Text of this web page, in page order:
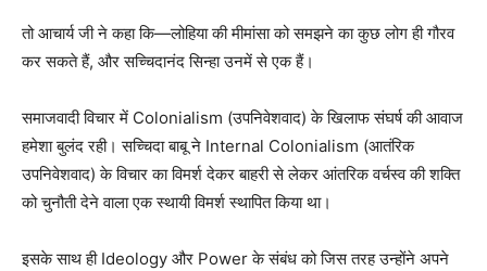
तो आचार्य जी ने कहा कि—लोहिया की मीमांसा को समझने का कुछ लोग ही गौरव
कर सकते हैं, और सच्चिदानंद सिन्हा उनमें से एक हैं।
समाजवादी विचार में Colonialism (उपनिवेशवाद) के खिलाफ संघर्ष की आवाज
हमेशा बुलंद रही। सच्चिदा बाबू ने Internal Colonialism (आतंरिक
उपनिवेशवाद) के विचार का विमर्श देकर बाहरी से लेकर आंतरिक वर्चस्व की शक्ति
को चुनौती देने वाला एक स्थायी विमर्श स्थापित किया था।
इसके साथ ही Ideology और Power के संबंध को जिस तरह उन्होंने अपने